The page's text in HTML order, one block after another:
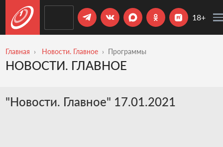
18+
Главная Новости. Главное Программы
НОВОСТИ. ГЛАВНОЕ
"Новости. Главное" 17.01.2021